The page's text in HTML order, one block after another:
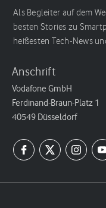
Als Begleiter auf dem
besten Stories zu
heißesten Tech-News
Anschrift
Vodafone GmbH
Ferdinand-Braun-Platz 1
40549 Düsseldorf